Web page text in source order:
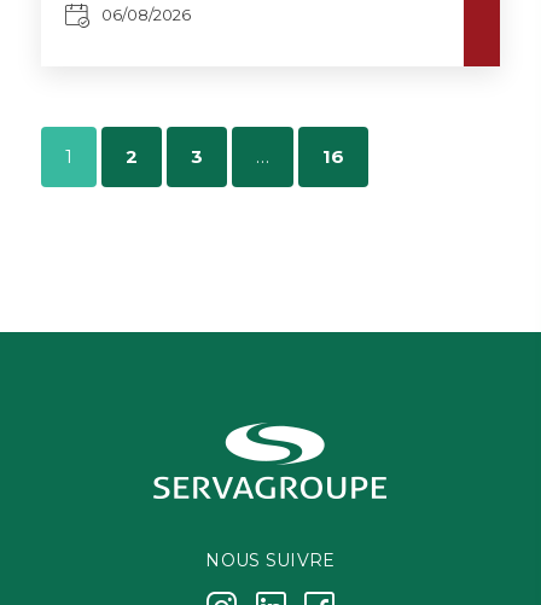
06/08/2026
1 2 3 … 16
NOUS SUIVRE